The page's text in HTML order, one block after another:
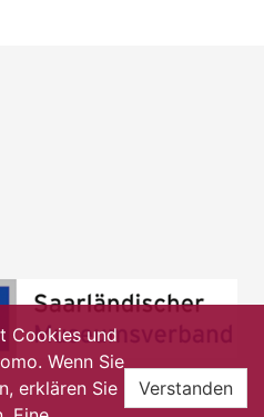
Cookies und
Wenn Sie
erklären Sie
Verstanden